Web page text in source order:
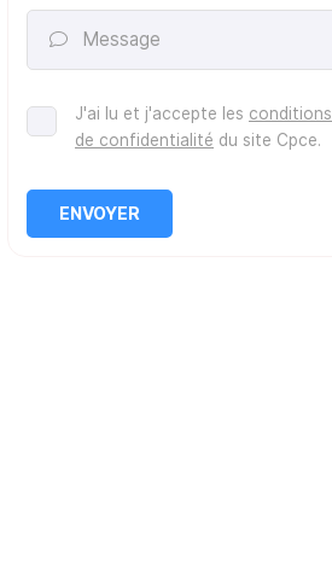
 Message
J'ai lu et j'accepte les
de confidentialité du site Cpce.
ENVOYER